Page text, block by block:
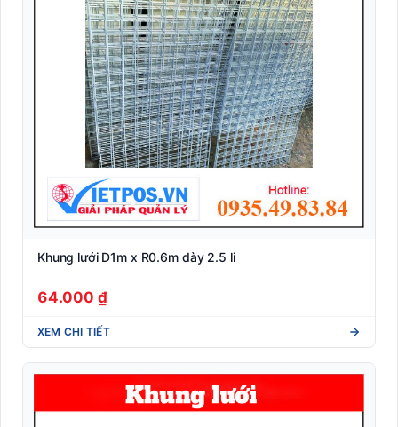
Khung lưới D1m x R0.6m dày 2.5 li
64.000 ₫
XEM CHI TIẾT